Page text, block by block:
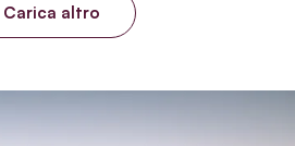
Carica altro